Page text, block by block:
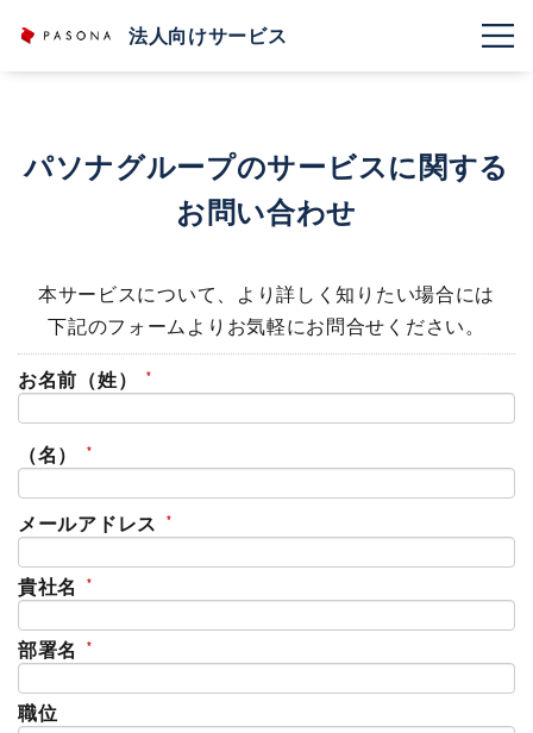
法人向けサービス
パソナグループのサービスに関する
お問い合わせ
本サービスについて、より詳しく知りたい場合には
下記のフォームよりお気軽にお問合せください。
お名前（姓）
（名）
メールアドレス
貴社名
部署名
職位